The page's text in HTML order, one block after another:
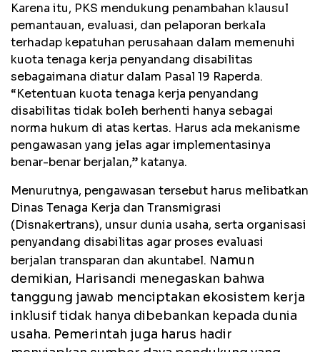
Karena itu, PKS mendukung penambahan klausul
pemantauan, evaluasi, dan pelaporan berkala
terhadap kepatuhan perusahaan dalam memenuhi
kuota tenaga kerja penyandang disabilitas
sebagaimana diatur dalam Pasal 19 Raperda.
“Ketentuan kuota tenaga kerja penyandang
disabilitas tidak boleh berhenti hanya sebagai
norma hukum di atas kertas. Harus ada mekanisme
pengawasan yang jelas agar implementasinya
benar-benar berjalan,” katanya.
Menurutnya, pengawasan tersebut harus melibatkan
Dinas Tenaga Kerja dan Transmigrasi
(Disnakertrans), unsur dunia usaha, serta organisasi
penyandang disabilitas agar proses evaluasi
berjalan transparan dan akuntabel. Namun
demikian, Harisandi menegaskan bahwa
tanggung jawab menciptakan ekosistem kerja
inklusif tidak hanya dibebankan kepada dunia
usaha. Pemerintah juga harus hadir